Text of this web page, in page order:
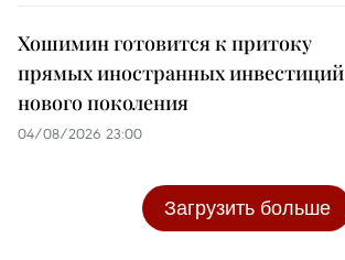
Хошимин готовится к притоку
прямых иностранных инвестиций
нового поколения
04/08/2026 23:00
Загрузить больше